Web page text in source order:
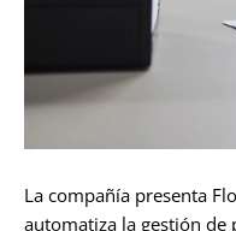
La compañía presenta
automatiza la gestión de